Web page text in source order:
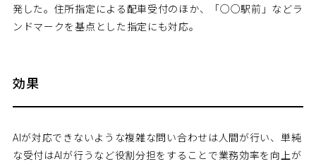
発した。住所指定による配車受付のほか、「○○駅前」などラ
ンドマークを基点とした指定にも対応。
効果
AIが対応できないような複雑な問い合わせは人間が行い、単純
な受付はAIが行うなど役割分担をすることで業務効率を向上が